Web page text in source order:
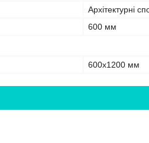
Архітектурні
600 мм
600х1200 мм